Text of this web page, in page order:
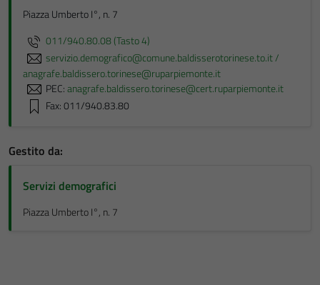
Piazza Umberto I°, n. 7
011/940.80.08 (Tasto 4)
servizio.demografico@comune.baldisserotorinese.to.it /
anagrafe.baldissero.torinese@ruparpiemonte.it
PEC:anagrafe.baldissero.torinese@cert.ruparpiemonte.it
Fax: 011/940.83.80
Gestito da:
Servizi demografici
Piazza Umberto I°, n. 7